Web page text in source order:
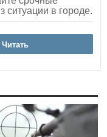
ситуации в городе.
Читать